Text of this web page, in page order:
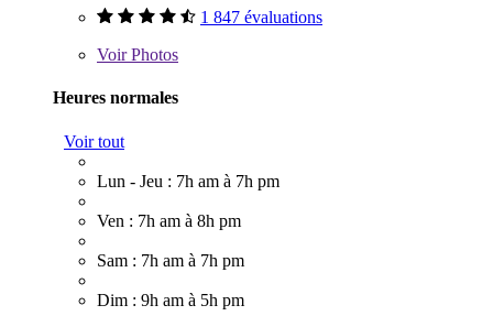
1 847 évaluations
VoirPhotos
Heures normales
Voir tout
Lun - Jeu : 7h am à 7h pm
Ven : 7h am à 8h pm
Sam : 7h am à 7h pm
Dim : 9h am à 5h pm